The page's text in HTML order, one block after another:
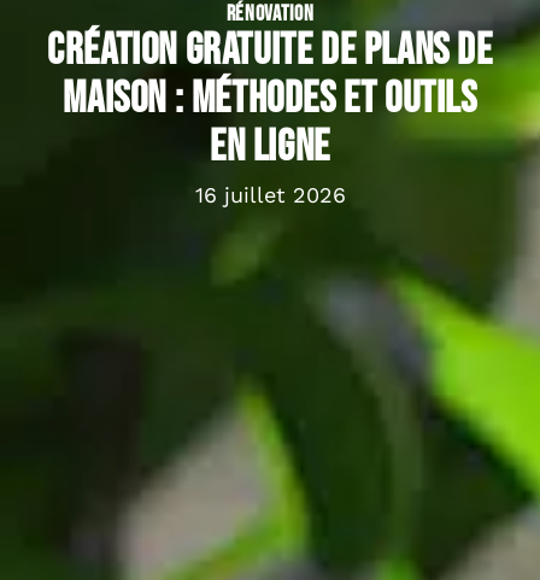
RÉNOVATION
Création gratuite de plans de
maison : méthodes et outils
en ligne
16 juillet 2026